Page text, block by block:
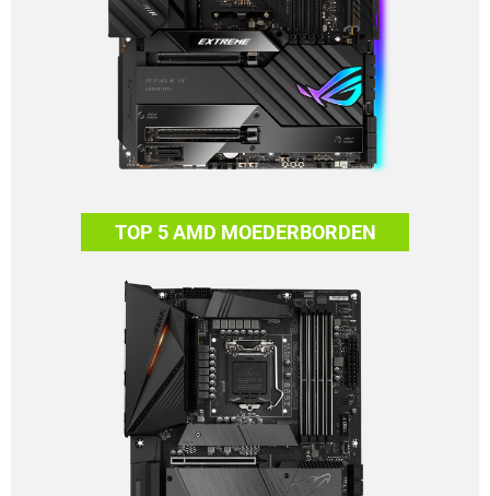
TOP 5 AMD MOEDERBORDEN